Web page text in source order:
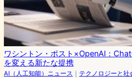
ワシントン・ポスト×OpenAI：
を変える新たな提携
AI（人工知能）ニュース ｜ テクノロジーと社